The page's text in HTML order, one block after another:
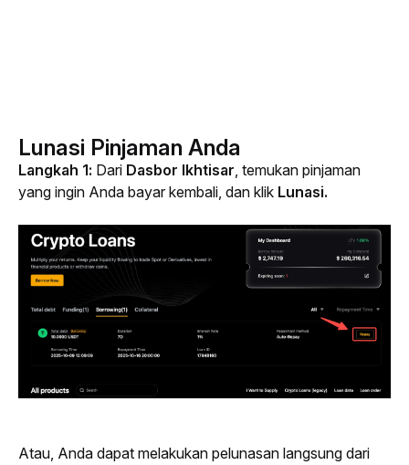
Lunasi Pinjaman Anda
Langkah 1: Dari Dasbor Ikhtisar, temukan pinjaman
yang ingin Anda bayar kembali, dan klik Lunasi.
Atau, Anda dapat melakukan pelunasan langsung dari